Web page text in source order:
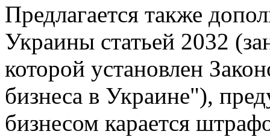
Предлагается также
Украины статьей 2032
которой установлен
бизнеса в Украине"),
бизнесом карается